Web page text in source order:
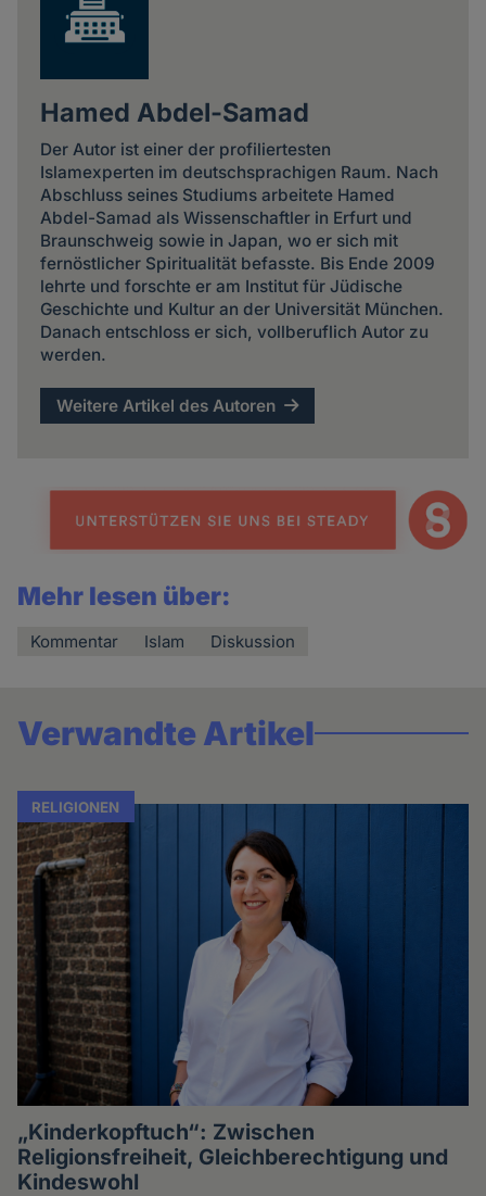
Hamed Abdel-Samad
Der Autor ist einer der profiliertesten
Islamexperten im deutschsprachigen Raum. Nach
Abschluss seines Studiums arbeitete Hamed
Abdel-Samad als Wissenschaftler in Erfurt und
Braunschweig sowie in Japan, wo er sich mit
fernöstlicher Spiritualität befasste. Bis Ende 2009
lehrte und forschte er am Institut für Jüdische
Geschichte und Kultur an der Universität München.
Danach entschloss er sich, vollberuflich Autor zu
werden.
Weitere Artikel des Autoren
Mehr lesen über:
Kommentar Islam Diskussion
Verwandte Artikel
RELIGIONEN
„Kinderkopftuch“: Zwischen
Religionsfreiheit, Gleichberechtigung und
Kindeswohl